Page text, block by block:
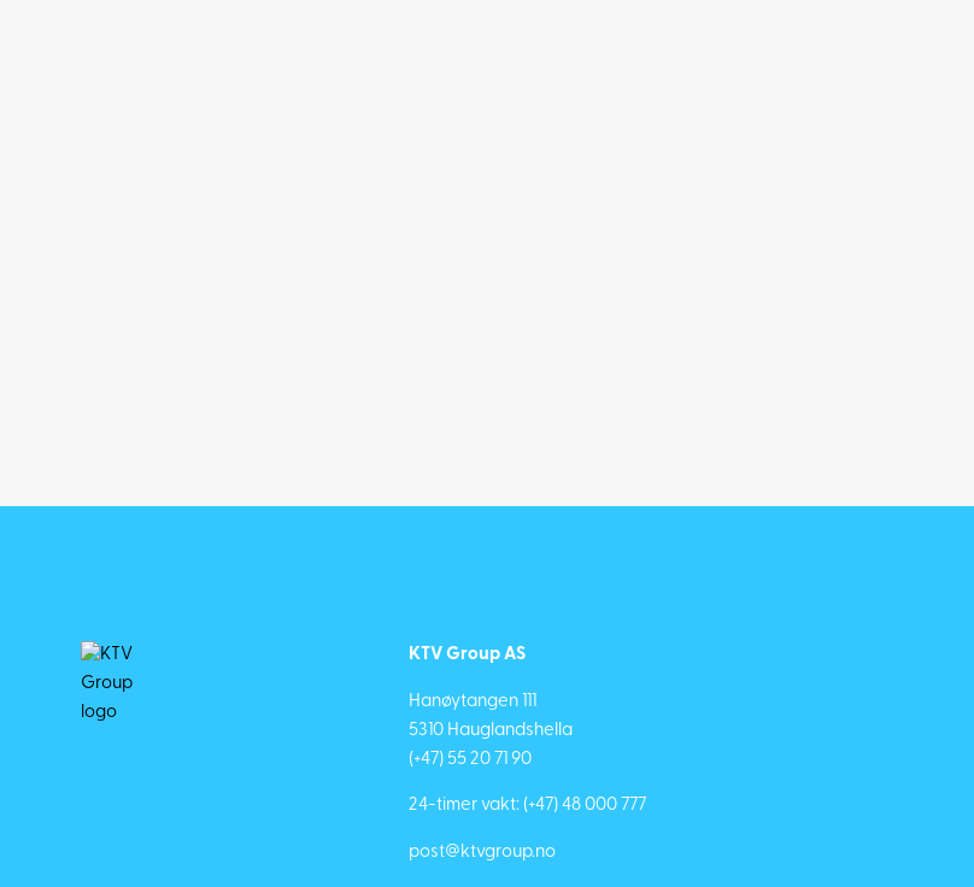
KTV Group AS
Hanøytangen 111
5310 Hauglandshella
(+47) 55 20 71 90
24-timer vakt: (+47) 48 000 777
post@ktvgroup.no